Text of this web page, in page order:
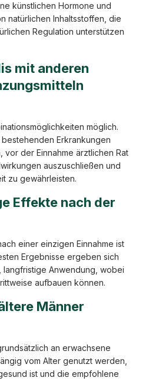
künstlichen Hormone und
natürlichen Inhaltsstoffen, die
Regulation unterstützen
mit anderen
möglich.
Erkrankungen
der Einnahme ärztlichen Rat
auszuschließen und
zu gewährleisten.
Effekte nach der
einer einzigen Einnahme ist
Ergebnisse ergeben sich
Anwendung, wobei
aufbauen können.
Männer
an erwachsene
vom Alter genutzt werden,
ist und die empfohlene